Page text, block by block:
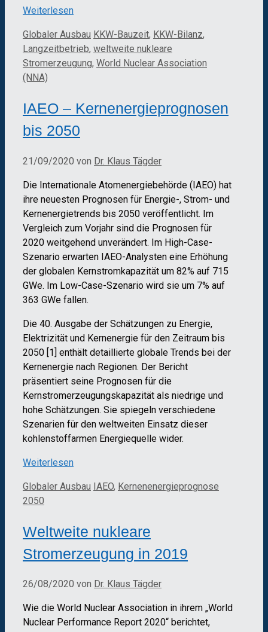
Weiterlesen
Kategorien
Globaler Ausbau Schlagwörter
KKW-Bauzeit, KKW-Bilanz,
Langzeitbetrieb, weltweite nukleare
Stromerzeugung, World Nuclear Association
(NNA)
IAEO – Kernenergieprognosen
bis 2050
21/09/2020 von Dr. Klaus Tägder
Die Internationale Atomenergiebehörde (IAEO) hat
ihre neuesten Prognosen für Energie-, Strom- und
Kernenergietrends bis 2050 veröffentlicht. Im
Vergleich zum Vorjahr sind die Prognosen für
2020 weitgehend unverändert. Im High-Case-
Szenario erwarten IAEO-Analysten eine Erhöhung
der globalen Kernstromkapazität um 82% auf 715
GWe. Im Low-Case-Szenario wird sie um 7% auf
363 GWe fallen.
Die 40. Ausgabe der Schätzungen zu Energie,
Elektrizität und Kernenergie für den Zeitraum bis
2050 [1] enthält detaillierte globale Trends bei der
Kernenergie nach Regionen. Der Bericht
präsentiert seine Prognosen für die
Kernstromerzeugungskapazität als niedrige und
hohe Schätzungen. Sie spiegeln verschiedene
Szenarien für den weltweiten Einsatz dieser
kohlenstoffarmen Energiequelle wider.
Weiterlesen
Kategorien
Globaler Ausbau Schlagwörter
IAEO, Kernenenergieprognose
2050
Weltweite nukleare
Stromerzeugung in 2019
26/08/2020 von Dr. Klaus Tägder
Wie die World Nuclear Association in ihrem „World
Nuclear Performance Report 2020“ berichtet,